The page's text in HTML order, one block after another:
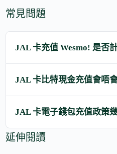
常見問題
JAL 卡充值 Wesmo! 是否
JAL 卡比特現金充值會唔
JAL 卡電子錢包充值政策
延伸閱讀